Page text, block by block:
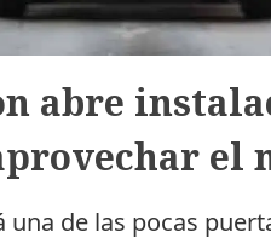
abre
el
una de las pocas